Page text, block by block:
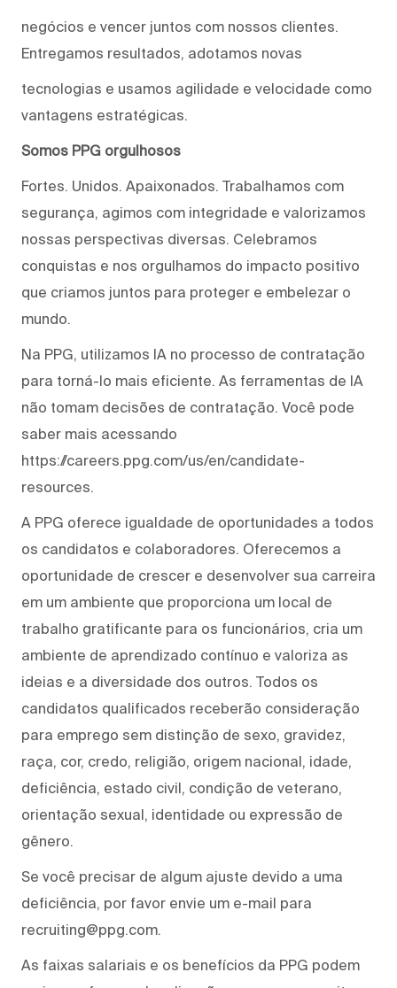
negócios e vencer juntos com nossos clientes.
Entregamos resultados, adotamos novas
tecnologias e usamos agilidade e velocidade como
vantagens estratégicas.
Somos PPG orgulhosos
Fortes. Unidos. Apaixonados. Trabalhamos com
segurança, agimos com integridade e valorizamos
nossas perspectivas diversas. Celebramos
conquistas e nos orgulhamos do impacto positivo
que criamos juntos para proteger e embelezar o
mundo.
Na PPG, utilizamos IA no processo de contratação
para torná-lo mais eficiente. As ferramentas de IA
não tomam decisões de contratação. Você pode
saber mais acessando
https://careers.ppg.com/us/en/candidate-
resources.
A PPG oferece igualdade de oportunidades a todos
os candidatos e colaboradores. Oferecemos a
oportunidade de crescer e desenvolver sua carreira
em um ambiente que proporciona um local de
trabalho gratificante para os funcionários, cria um
ambiente de aprendizado contínuo e valoriza as
ideias e a diversidade dos outros. Todos os
candidatos qualificados receberão consideração
para emprego sem distinção de sexo, gravidez,
raça, cor, credo, religião, origem nacional, idade,
deficiência, estado civil, condição de veterano,
orientação sexual, identidade ou expressão de
gênero.
Se você precisar de algum ajuste devido a uma
deficiência, por favor envie um e-mail para
recruiting@ppg.com.
As faixas salariais e os benefícios da PPG podem